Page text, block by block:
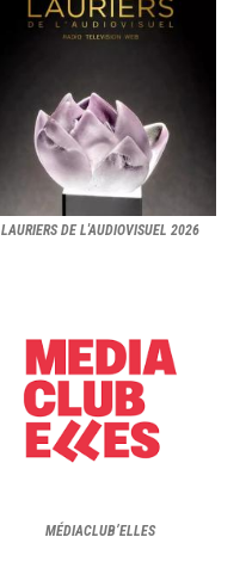
LAURIERS DE L'AUDIOVISUEL 2026
MÉDIACLUB’ELLES